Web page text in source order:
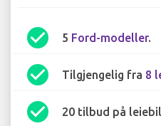
check_circle 5 Ford-modeller.
check_circle Tilgjengelig fra 8
check_circle 20 tilbud på